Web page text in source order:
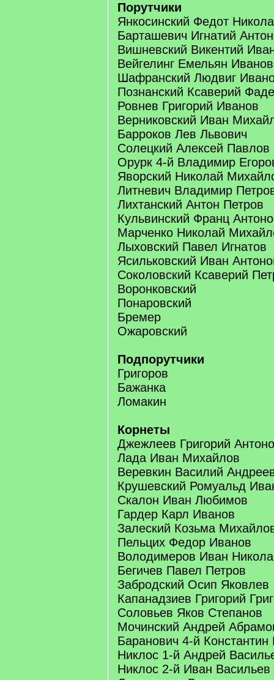
Порутчики
Янкосинский Федот
Барташевич Игнатий
Вишневский Викентий
Вейгелинг Емельян Иванов
Шафранский Людвиг
Познанский Ксаверий
Ровнев Григорий Иванов
Верниковский Иван
Барроков Лев Львович
Солецкий Алексей Павлов
Орурк 4-й Владимир
Яворский Николай
Литневич Владимир
Лихтанский Антон Петров
Кульвинский Франц
Марченко Николай
Лыховский Павел Игнатов
Ясильковский Иван
Соколовский Ксаверий
Воронковский
Понаровский
Бремер
Ожаровский
Подпорутчики
Григоров
Бажанка
Ломакин
Корнеты
Джежлеев Григорий
Лада Иван Михайлов
Веревкин Василий
Крушевский Ромуальд
Скалон Иван Любимов
Гардер Карл Иванов
Залеский Козьма
Пельцих Федор Иванов
Володимеров Иван
Бегичев Павел Петров
Забродский Осип Яковлев
Капанадзиев Григорий
Соловьев Яков Степанов
Мочинский Андрей
Баранович 4-й
Никлос 1-й Андрей
Никлос 2-й Иван Васильев